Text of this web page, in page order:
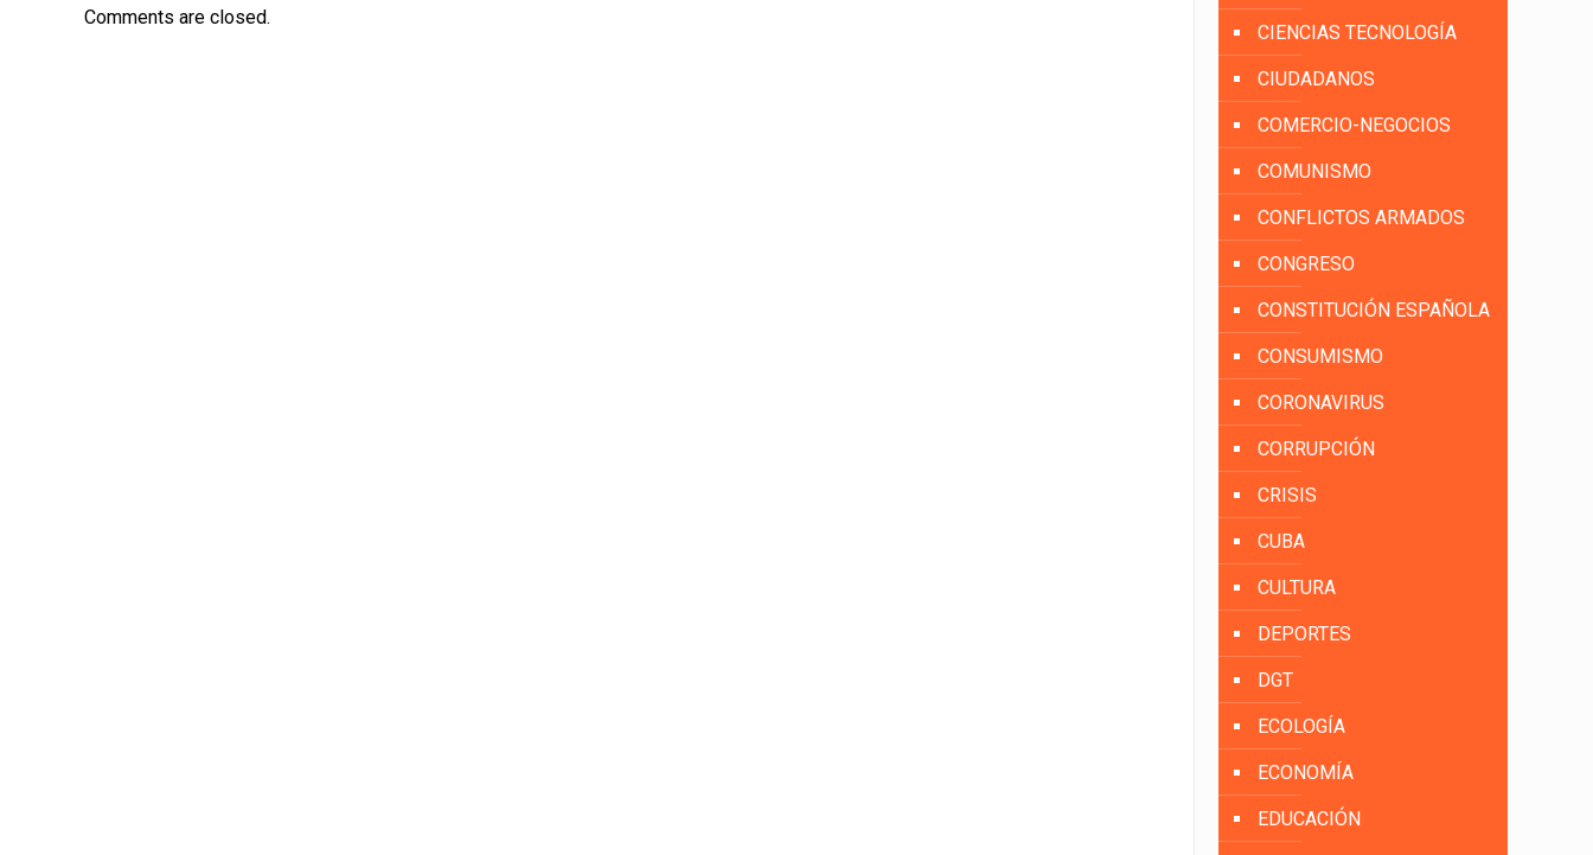
Comments are closed.
CIENCIAS TECNOLOGÍA
CIUDADANOS
COMERCIO-NEGOCIOS
COMUNISMO
CONFLICTOS ARMADOS
CONGRESO
CONSTITUCIÓN ESPAÑOLA
CONSUMISMO
CORONAVIRUS
CORRUPCIÓN
CRISIS
CUBA
CULTURA
DEPORTES
DGT
ECOLOGÍA
ECONOMÍA
EDUCACIÓN